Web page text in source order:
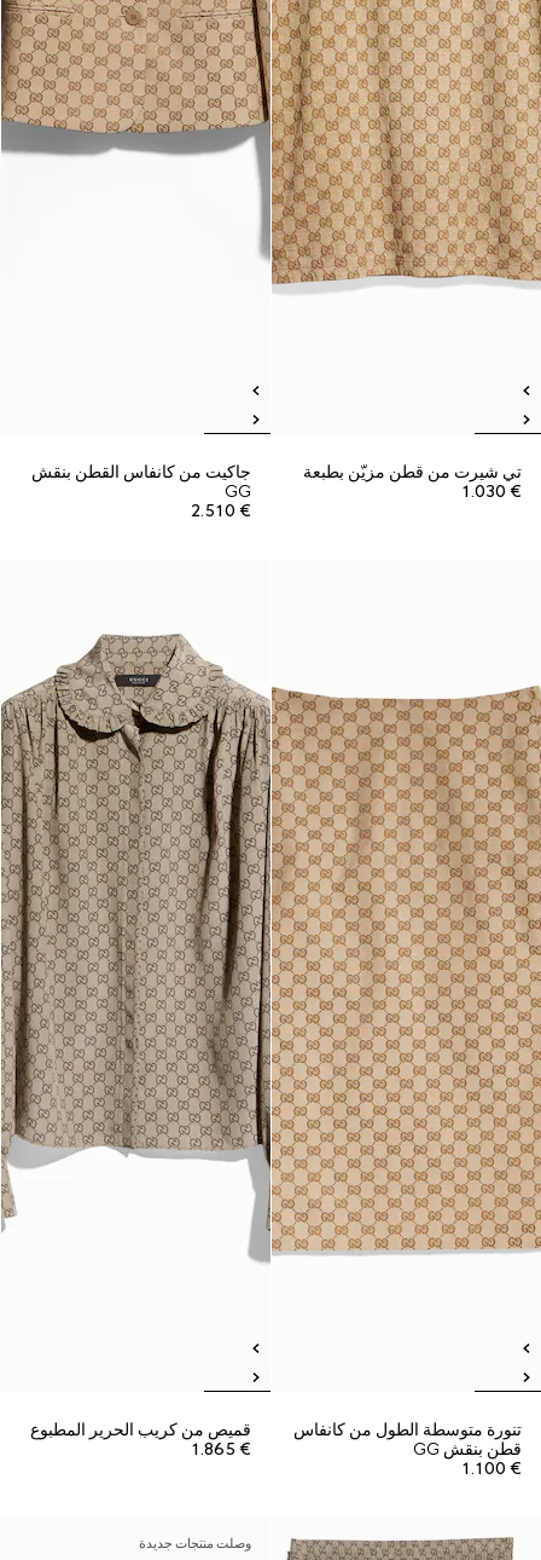
تي شيرت من قطن مزيّن بطبعة
€ 1.030
جاكيت من كانفاس القطن بنقش
GG
€ 2.510
تنورة متوسطة الطول من كانفاس
قطن بنقش GG
€ 1.100
قميص من كريب الحرير المطبوع
€ 1.865
وصلت منتجات جديدة